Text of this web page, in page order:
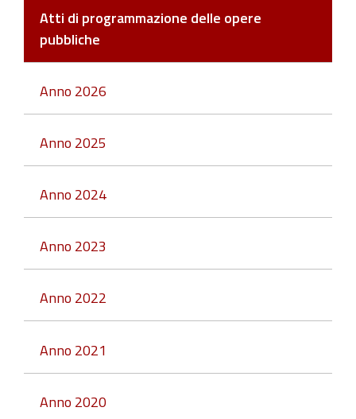
Atti di programmazione delle opere
pubbliche
Anno 2026
Anno 2025
Anno 2024
Anno 2023
Anno 2022
Anno 2021
Anno 2020